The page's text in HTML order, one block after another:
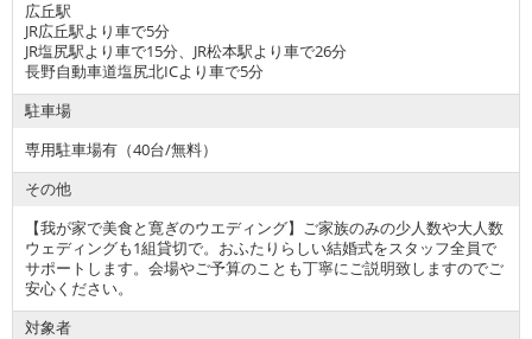
広丘駅
JR広丘駅より車で5分
JR塩尻駅より車で15分、JR松本駅より車で26分
長野自動車道塩尻北ICより車で5分
駐車場
専用駐車場有（40台/無料）
その他
【我が家で美食と寛ぎのウエディング】ご家族のみの少人数や大人数
ウェディングも1組貸切で。おふたりらしい結婚式をスタッフ全員で
サポートします。会場やご予算のことも丁寧にご説明致しますのでご
安心ください。
対象者